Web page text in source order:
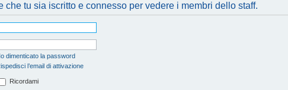
che tu sia iscritto e connesso per vedere i membri dello staff.
dimenticato la password
l’email di attivazione
Ricordami